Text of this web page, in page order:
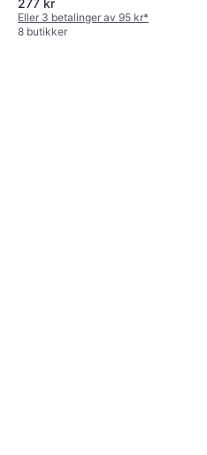
277 kr
Eller 3 betalinger av 95 kr*
8 butikker